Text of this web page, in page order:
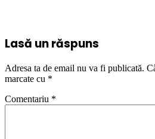
Lasă un răspuns
Adresa ta de email nu va fi publicată.
marcate cu *
Comentariu *